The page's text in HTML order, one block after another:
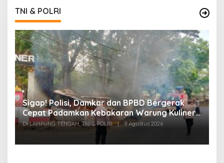
TNI & POLRI
Sigap! Polisi, Damkar dan BPBD Bergerak
Cepat Padamkan Kebakaran Warung Kuliner
di Prosida Bandar Jaya
Di LAMPUNG TENGAH, TNI & POLRI | 9 Agustus 2026